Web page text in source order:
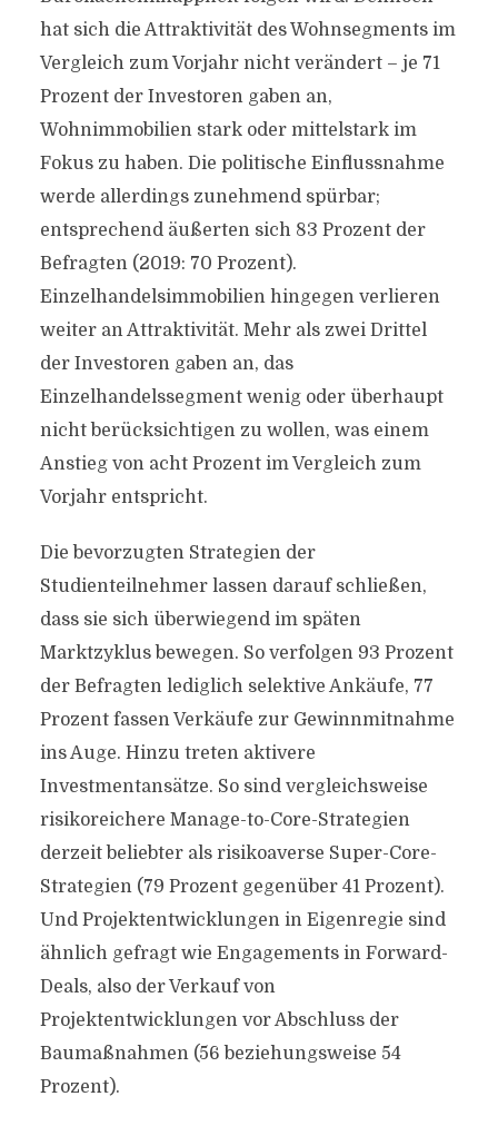
hat sich die Attraktivität des Wohnsegments im
Vergleich zum Vorjahr nicht verändert – je 71
Prozent der Investoren gaben an,
Wohnimmobilien stark oder mittelstark im
Fokus zu haben. Die politische Einflussnahme
werde allerdings zunehmend spürbar;
entsprechend äußerten sich 83 Prozent der
Befragten (2019: 70 Prozent).
Einzelhandelsimmobilien hingegen verlieren
weiter an Attraktivität. Mehr als zwei Drittel
der Investoren gaben an, das
Einzelhandelssegment wenig oder überhaupt
nicht berücksichtigen zu wollen, was einem
Anstieg von acht Prozent im Vergleich zum
Vorjahr entspricht.
Die bevorzugten Strategien der
Studienteilnehmer lassen darauf schließen,
dass sie sich überwiegend im späten
Marktzyklus bewegen. So verfolgen 93 Prozent
der Befragten lediglich selektive Ankäufe, 77
Prozent fassen Verkäufe zur Gewinnmitnahme
ins Auge. Hinzu treten aktivere
Investmentansätze. So sind vergleichsweise
risikoreichere Manage-to-Core-Strategien
derzeit beliebter als risikoaverse Super-Core-
Strategien (79 Prozent gegenüber 41 Prozent).
Und Projektentwicklungen in Eigenregie sind
ähnlich gefragt wie Engagements in Forward-
Deals, also der Verkauf von
Projektentwicklungen vor Abschluss der
Baumaßnahmen (56 beziehungsweise 54
Prozent).